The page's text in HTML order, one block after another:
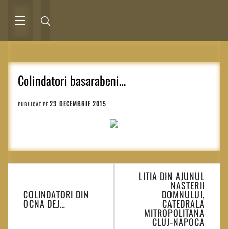
conținutMENIU
Colindatori basarabeni…
PUBLICAT PE 23 DECEMBRIE 2015
Navigare
articole
COLINDATORI DIN
OCNA DEJ…
LITIA DIN AJUNUL
NASTERII
DOMNULUI,
CATEDRALA
MITROPOLITANA
CLUJ-NAPOCA